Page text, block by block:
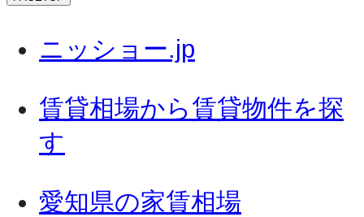
ニッショー.jp
賃貸相場から賃貸物件を探
す
愛知県の家賃相場